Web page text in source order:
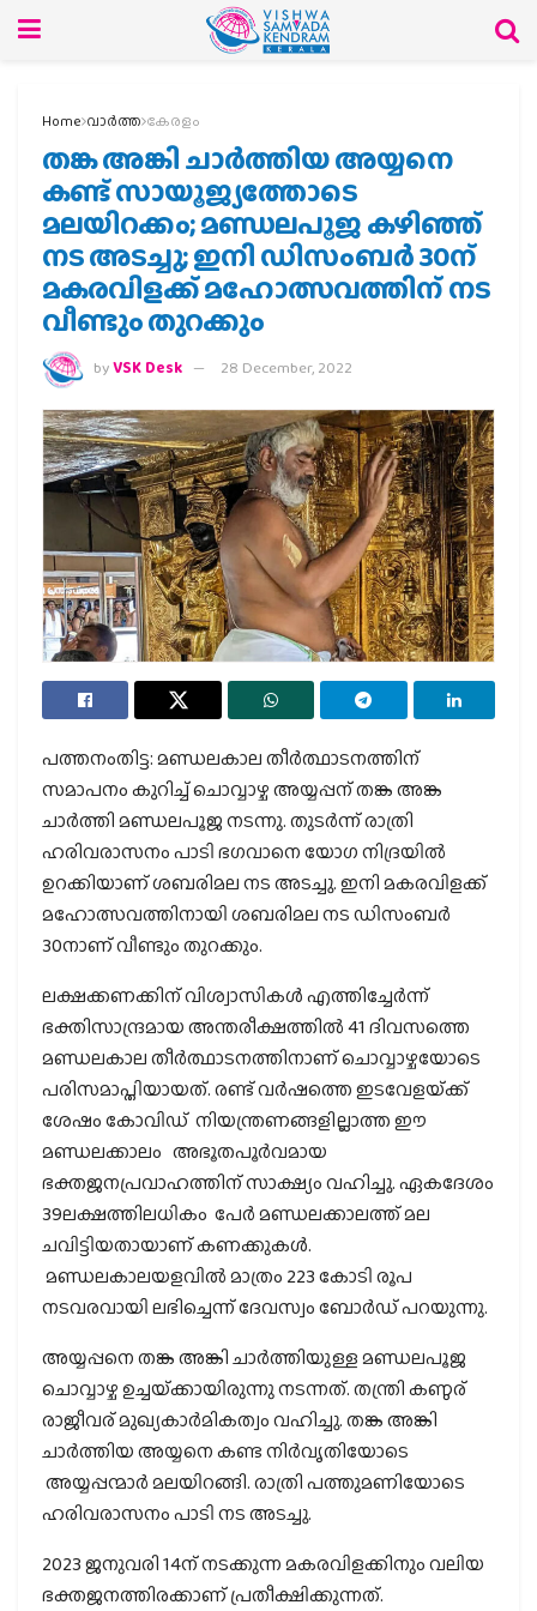
Home വാര്‍ത്ത കേരളം
തങ്ക അങ്കി ചാർത്തിയ അയ്യനെ
കണ്ട് സായൂജ്യത്തോടെ
മലയിറക്കം; മണ്ഡലപൂജ കഴിഞ്ഞ്
നട അടച്ചു; ഇനി ഡിസംബര്‍ 30ന്
മകരവിളക്ക് മഹോത്സവത്തിന് നട
വീണ്ടും തുറക്കും
byVSK Desk 28 December, 2022
പത്തനംതിട്ട: മണ്ഡലകാല തീർത്ഥാടനത്തിന്
സമാപനം കുറിച്ച് ചൊവ്വാഴ്ച അയ്യപ്പന് തങ്ക അങ്ക
ചാർത്തി മണ്ഡലപൂജ നടന്നു. തുടർന്ന് രാത്രി
ഹരിവരാസനം പാടി ഭഗവാനെ യോഗ നിദ്രയിൽ
ഉറക്കിയാണ് ശബരിമല നട അടച്ചു. ഇനി മകരവിളക്ക്
മഹോത്സവത്തിനായി ശബരിമല നട ഡിസംബർ
30നാണ് വീണ്ടും തുറക്കും.
ലക്ഷക്കണക്കിന് വിശ്വാസികൾ എത്തിച്ചേർന്ന്
ഭക്തിസാന്ദ്രമായ അന്തരീക്ഷത്തില്‍ 41 ദിവസത്തെ
മണ്ഡലകാല തീർത്ഥാടനത്തിനാണ് ചൊവ്വാഴ്ചയോടെ
പരിസമാപ്തിയായത്. രണ്ട് വർഷത്തെ ഇടവേളയ്‌ക്ക്
ശേഷം കോവിഡ് നിയന്ത്രണങ്ങളില്ലാത്ത ഈ
മണ്ഡലക്കാലം അഭൂതപൂർവമായ
ഭക്തജനപ്രവാഹത്തിന് സാക്ഷ്യം വഹിച്ചു. ഏകദേശം
39ലക്ഷത്തിലധികം പേര്‍ മണ്ഡലക്കാലത്ത് മല
ചവിട്ടിയതായാണ് കണക്കുകള്‍.
മണ്ഡലകാലയളവിൽ മാത്രം 223 കോടി രൂപ
നടവരവായി ലഭിച്ചെന്ന് ദേവസ്വം ബോര്‍ഡ് പറയുന്നു.
അയ്യപ്പനെ തങ്ക അങ്കി ചാർത്തിയുള്ള മണ്ഡലപൂജ
ചൊവ്വാഴ്ച ഉച്ചയ്‌ക്കായിരുന്നു നടന്നത്. തന്ത്രി കണ്ഠര്
രാജീവര് മുഖ്യകാർമികത്വം വഹിച്ചു. തങ്ക അങ്കി
ചാർത്തിയ അയ്യനെ കണ്ട നിര്‍വൃതിയോടെ
അയ്യപ്പന്മാർ മലയിറങ്ങി. രാത്രി പത്തുമണിയോടെ
ഹരിവരാസനം പാടി നട അടച്ചു.
2023 ജനുവരി 14ന് നടക്കുന്ന മകരവിളക്കിനും വലിയ
ഭക്തജനത്തിരക്കാണ് പ്രതീക്ഷിക്കുന്നത്.